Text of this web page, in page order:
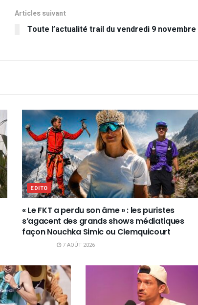
Articles suivant
Toute l’actualité trail du vendredi 9 novembre
EDITO
« Le FKT a perdu son âme » : les puristes
s’agacent des grands shows médiatiques
façon Nouchka Simic ou Clemquicourt
7 AOÛT 2026